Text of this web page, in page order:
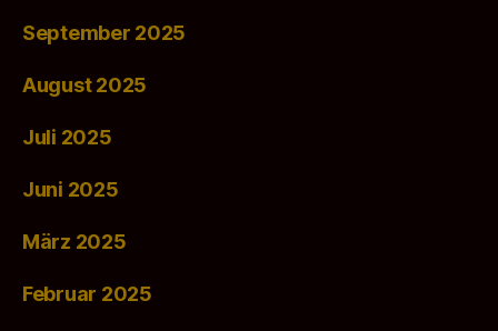
September 2025
August 2025
Juli 2025
Juni 2025
März 2025
Februar 2025